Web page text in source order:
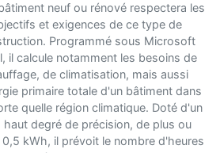
neuf ou rénové respectera les
et exigences de ce type de
Programmé sous Microsoft
il calcule notamment les besoins de
de climatisation, mais aussi
primaire totale d'un bâtiment dans
quelle région climatique. Doté d'un
haut degré de précision, de plus ou
0,5 kWh, il prévoit le nombre d'heures